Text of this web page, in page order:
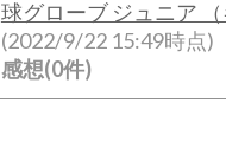
球グローブ ジュニア （
(2022/9/22 15:49時点)
感想(0件)